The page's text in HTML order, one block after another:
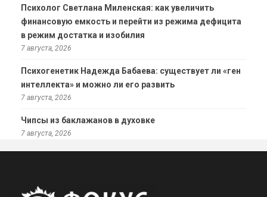
Психолог Светлана Миленская: как увеличить
финансовую емкость и перейти из режима дефицита
в режим достатка и изобилия
7 августа, 2026
Психогенетик Надежда Бабаева: существует ли «ген
интеллекта» и можно ли его развить
7 августа, 2026
Чипсы из баклажанов в духовке
7 августа, 2026